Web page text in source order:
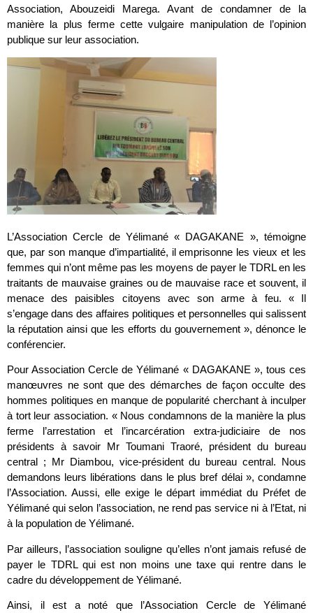
Association, Abouzeidi Marega. Avant de condamner de la
manière la plus ferme cette vulgaire manipulation de l’opinion
publique sur leur association.
L’Association Cercle de Yélimané « DAGAKANE », témoigne
que, par son manque d’impartialité, il emprisonne les vieux et les
femmes qui n’ont même pas les moyens de payer le TDRL en les
traitants de mauvaise graines ou de mauvaise race et souvent, il
menace des paisibles citoyens avec son arme à feu. « Il
s’engage dans des affaires politiques et personnelles qui salissent
la réputation ainsi que les efforts du gouvernement », dénonce le
conférencier.
Pour Association Cercle de Yélimané « DAGAKANE », tous ces
manœuvres ne sont que des démarches de façon occulte des
hommes politiques en manque de popularité cherchant à inculper
à tort leur association. « Nous condamnons de la manière la plus
ferme l’arrestation et l’incarcération extra-judiciaire de nos
présidents à savoir Mr Toumani Traoré, président du bureau
central ; Mr Diambou, vice-président du bureau central. Nous
demandons leurs libérations dans le plus bref délai », condamne
l’Association. Aussi, elle exige le départ immédiat du Préfet de
Yélimané qui selon l’association, ne rend pas service ni à l’Etat, ni
à la population de Yélimané.
Par ailleurs, l’association souligne qu’elles n’ont jamais refusé de
payer le TDRL qui est non moins une taxe qui rentre dans le
cadre du développement de Yélimané.
Ainsi, il est a noté que l’Association Cercle de Yélimané